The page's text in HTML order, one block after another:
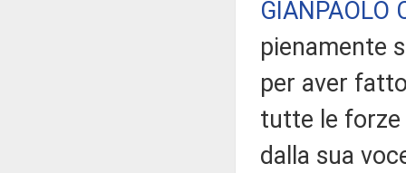
GIANPAOLO
pienamente
per aver
tutte le forze
dalla sua